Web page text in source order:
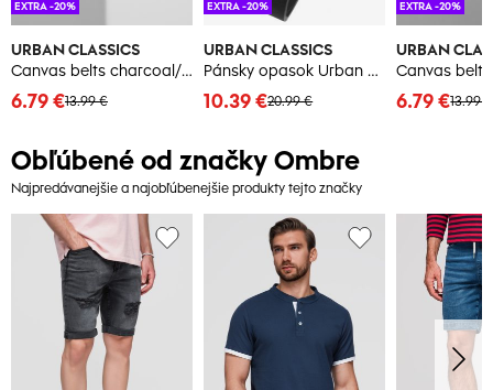
URBAN CLASSICS
Canvas belts charcoal/black
13.99 €
6.79 €
EXTRA -20%
URBAN CLASSICS
Pánsky opasok Urban Classics
20.99 €
10.39 €
EXTRA -20%
URBAN
Canvas
13.99 €
6.79 €
EXTRA -20%
Obľúbené od značky Ombre
Najpredávanejšie a najobľúbenejšie produkty tejto značky